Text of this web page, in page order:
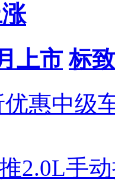
上市 标
惠中级
2.0L手